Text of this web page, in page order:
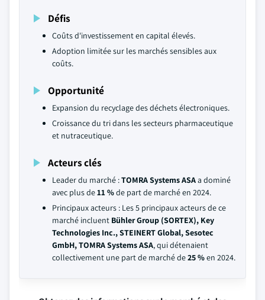
Défis
Coûts d'investissement en capital élevés.
Adoption limitée sur les marchés sensibles aux
coûts.
Opportunité
Expansion du recyclage des déchets électroniques.
Croissance du tri dans les secteurs pharmaceutique
et nutraceutique.
Acteurs clés
Leader du marché :TOMRA Systems ASAa dominé
avec plus de11 %de part de marché en 2024.
Principaux acteurs : Les 5 principaux acteurs de ce
marché incluent Bühler Group (SORTEX), Key
Technologies Inc., STEINERT Global, Sesotec
GmbH, TOMRA Systems ASA, qui détenaient
collectivement une part de marché de25 %en 2024.